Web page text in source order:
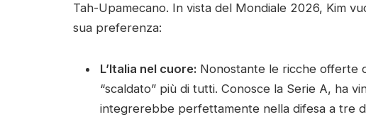
Tah-Upamecano. In vista del Mondiale 2026, Kim
sua preferenza:
L’Italia nel cuore: Nonostante le ricche offerte
“scaldato” più di tutti. Conosce la Serie A, ha
integrerebbe perfettamente nella difesa a tre